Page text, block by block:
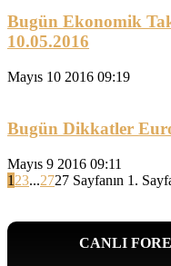
Bugün Ekonomik
10.05.2016
Mayıs 10 2016 09:19
Bugün Dikkatler
Mayıs 9 2016 09:11
1 23...2727 Sayfanın 1.
CANLI